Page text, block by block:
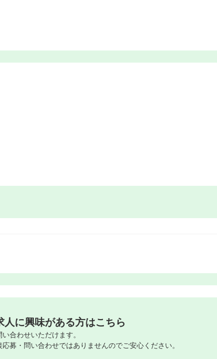
人に興味がある方はこちら
合わせいただけます。
募・問い合わせではありませんのでご安心ください。